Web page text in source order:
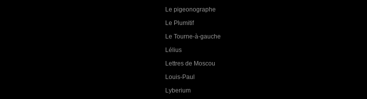
Le pigeonographe
Le Plumitif
Le Tourne-à-gauche
Lélius
Lettres de Moscou
Louis-Paul
Lyberium